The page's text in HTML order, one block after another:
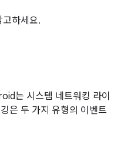
고하세요.
는 시스템 네트워킹 라이
은 두 가지 유형의 이벤트